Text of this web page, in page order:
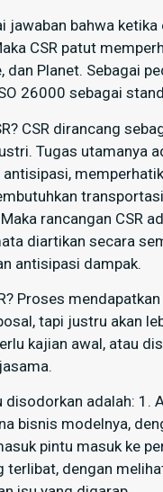
jawaban bahwa
CSR patut
Planet. Sebagai
26000 sebagai
CSR dirancang
Tugas utamanya
rancangan CSR
diartikan secara
antisipasi dampak.
Proses
tapi justru akan
kajian awal, atau
disodorkan adalah: 1.
bisnis modelnya,
pintu masuk ke
terlibat, dengan